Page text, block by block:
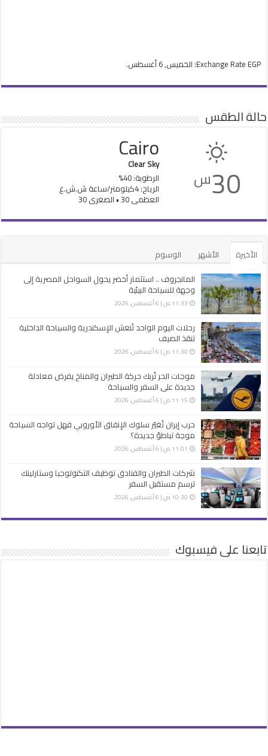
Exchange Rate EGP : الخميس, 6 أغسطس.
حالة الطقس
30س
Cairo
Clear Sky
الرطوبة: 40%
الرياح: 4كيلومتر/ساعة ش.ش.غ
العظمى 30 • الصغرى 30
الأخيرة الأشهر
الوسوم
المانجروف .. استثمار أخضر يحول السواحل المصرية إلى
وجهة للسياحة البيئية
11:33 ص | 6 أغسطس، 2026
رحلات اليوم الواحد تُنعش الإسكندرية والسياحة الداخلية
تنقذ الصيف
11:30 ص | 6 أغسطس، 2026
موجات الحر تُربك حركة الطيران والمناخ يفرض معادلة
جديدة على السفر والسياحة
11:15 ص | 6 أغسطس، 2026
حرب إيران تُغيّر سلوك الإنفاق الأوروبي فهل تواجه السياحة
موجة تباطؤ جديدة؟
11:01 ص | 6 أغسطس، 2026
شركات الطيران والفنادق توظيف التكنولوجيا وستارلينك
ترسم مستقبل السفر
10:30 ص | 6 أغسطس، 2026
تابعنا على فيسبوك